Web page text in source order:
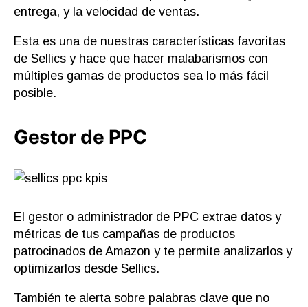
entrega, y la velocidad de ventas.
Esta es una de nuestras características favoritas
de Sellics y hace que hacer malabarismos con
múltiples gamas de productos sea lo más fácil
posible.
Gestor de PPC
El gestor o administrador de PPC extrae datos y
métricas de tus campañas de productos
patrocinados de Amazon y te permite analizarlos y
optimizarlos desde Sellics.
También te alerta sobre palabras clave que no